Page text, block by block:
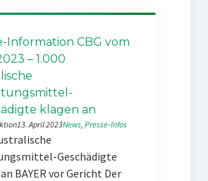
Information CBG vom
– 1.000
klagen an
13. April 2023News, Presse-Infos
Geschädigte
BAYER vor Gericht Der